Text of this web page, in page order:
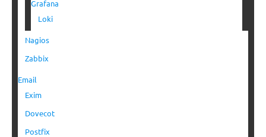
Grafana
Loki
Nagios
Zabbix
Email
Exim
Dovecot
Postfix